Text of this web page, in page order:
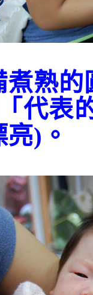
煮熟
代表
)。